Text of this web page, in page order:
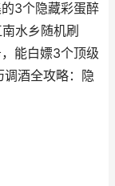
3个隐藏彩蛋醉
水乡随机刷
能白嫖3个顶级
酒全攻略：隐